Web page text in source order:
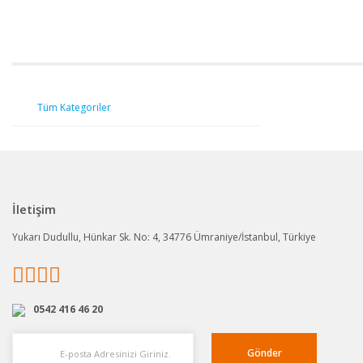
Tüm Kategoriler
İletişim
Yukarı Dudullu, Hünkar Sk. No: 4, 34776 Ümraniye/İstanbul, Türkiye
0542 416 46 20
Gönder